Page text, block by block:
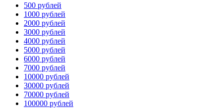
500 рублей
1000 рублей
2000 рублей
3000 рублей
4000 рублей
5000 рублей
6000 рублей
7000 рублей
10000 рублей
30000 рублей
70000 рублей
100000 рублей